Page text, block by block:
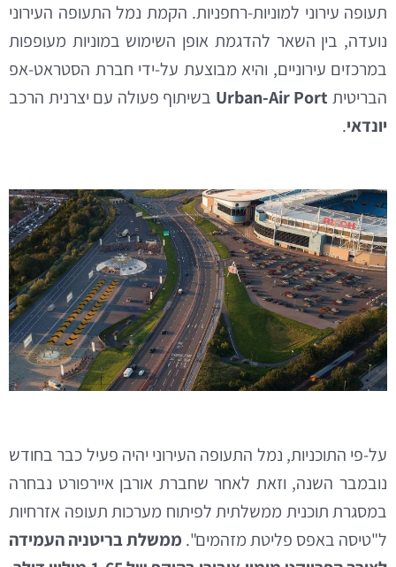
תעופה עירוני למוניות-רחפניות. הקמת נמל התעופה העירוני
נועדה, בין השאר להדגמת אופן השימוש במוניות מעופפות
במרכזים עירוניים, והיא מבוצעת על-ידי חברת הסטראט-אפ
הבריטית Urban-Air Port בשיתוף פעולה עם יצרנית הרכב
יונדאי.
על-פי התוכניות, נמל התעופה העירוני יהיה פעיל כבר בחודש
נובמבר השנה, וזאת לאחר שחברת אורבן איירפורט נבחרה
במסגרת תוכנית ממשלתית לפיתוח מערכות תעופה אזרחיות
ל"טיסה באפס פליטת מזהמים". ממשלת בריטניה העמידה